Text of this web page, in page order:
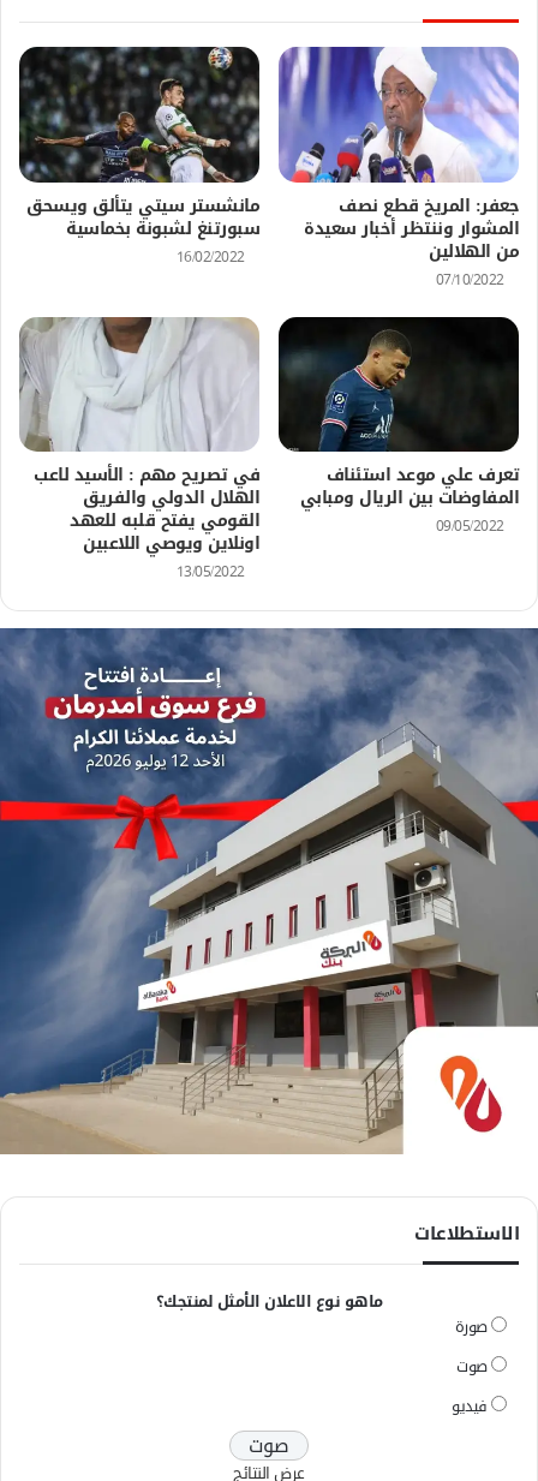
جعفر: المريخ قطع نصف
المشوار وننتظر أخبار سعيدة
من الهلالين
07/10/2022
مانشستر سيتي يتألق ويسحق
سبورتنغ لشبونة بخماسية
16/02/2022
تعرف علي موعد استئناف
المفاوضات بين الريال ومبابي
09/05/2022
في تصريح مهم : الأسيد لاعب
الهلال الدولي والفريق
القومي يفتح قلبه للعهد
اونلاين ويوصي اللاعبين
13/05/2022
الاستطلاعات
ماهو نوع الاعلان الأمثل لمنتجك؟
صورة
صوت
فيديو
عرض النتائج